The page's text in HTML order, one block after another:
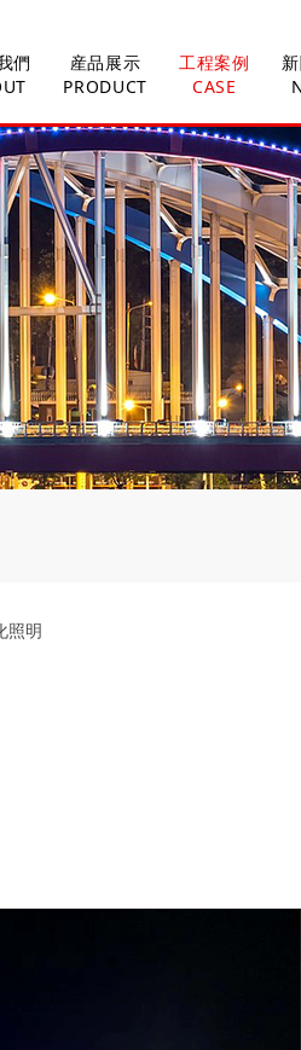
們
産品展示
PRODUCT
工程案例
CASE
照明